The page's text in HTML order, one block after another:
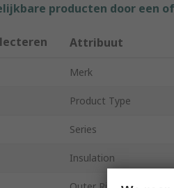
producten door een
Attribuut
Merk
Product Type
Series
Insulation